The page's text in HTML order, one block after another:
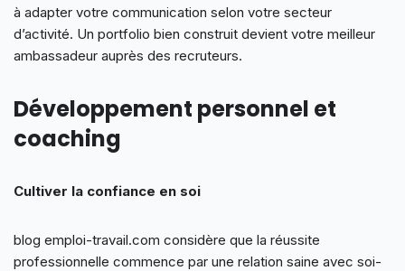
à adapter votre communication selon votre secteur
d’activité. Un portfolio bien construit devient votre meilleur
ambassadeur auprès des recruteurs.
Développement personnel et
coaching
Cultiver la confiance en soi
blog emploi-travail.com considère que la réussite
professionnelle commence par une relation saine avec soi-